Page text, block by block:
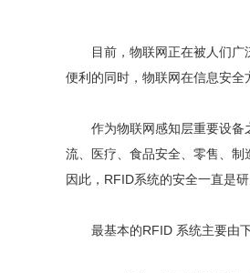
目前，物联网正在被人们广泛
便利的同时，物联网在信息安
作为物联网感知层重要设备之
流、医疗、食品安全、零售、
因此，RFID系统的安全一直是研
最基本的RFID 系统主要由下